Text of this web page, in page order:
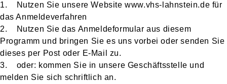
1. Nutzen Sie unsere Website www.vhs-lahnstein.de für
das Anmeldeverfahren
2. Nutzen Sie das Anmeldeformular aus diesem
Programm und bringen Sie es uns vorbei oder senden Sie
dieses per Post oder E-Mail zu.
3. oder: kommen Sie in unsere Geschäftsstelle und
melden Sie sich schriftlich an.